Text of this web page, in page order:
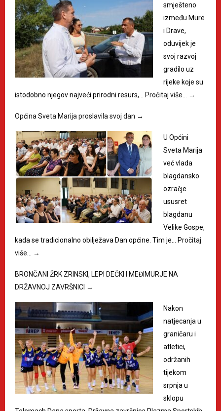
smješteno
između Mure
i Drave,
oduvijek je
svoj razvoj
gradilo uz
rijeke koje su
istodobno njegov najveći prirodni resurs,… Pročitaj više… →
Općina Sveta Marija proslavila svoj dan →
U Općini
Sveta Marija
već vlada
blagdansko
ozračje
ususret
blagdanu
Velike Gospe,
kada se tradicionalno obilježava Dan općine. Tim je… Pročitaj
više…
→
BRONČANI ŽRK ZRINSKI, LEPI DEČKI I MEĐIMURJE NA
DRŽAVNOJ ZAVRŠNICI →
Nakon
natjecanja u
graničaru i
atletici,
održanih
tijekom
srpnja u
sklopu